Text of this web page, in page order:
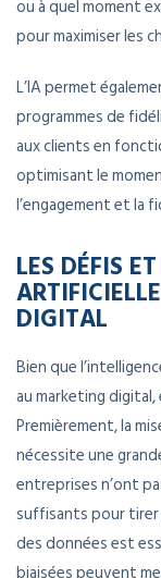
ou à quel moment
pour maximiser les
L’IA permet
programmes de
aux clients en
optimisant le
l’engagement et la
LES DÉFIS
DIGITAL
Bien que
au marketing digital,
Premièrement, la
nécessite une
entreprises n’ont
suffisants pour tirer
des données est